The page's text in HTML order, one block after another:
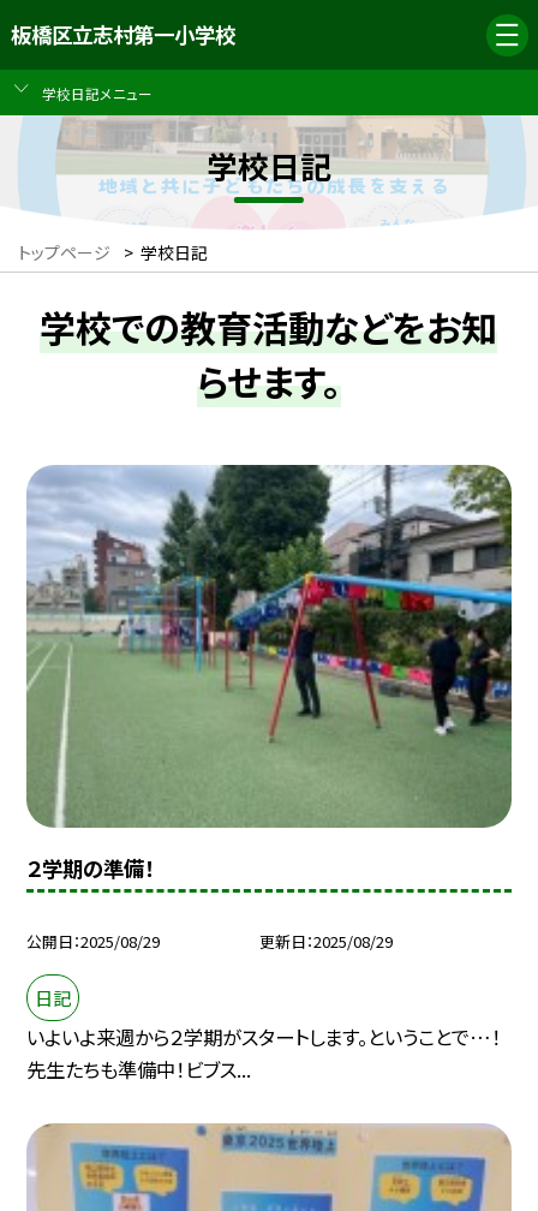
板橋区立志村第一小学校
学校日記メニュー
学校日記
トップページ > 学校日記
学校での教育活動などをお知
らせます。
２学期の準備！
公開日 2025/08/29 更新日 2025/08/29
日記
いよいよ来週から２学期がスタートします。ということで…！
先生たちも準備中！ビブス...